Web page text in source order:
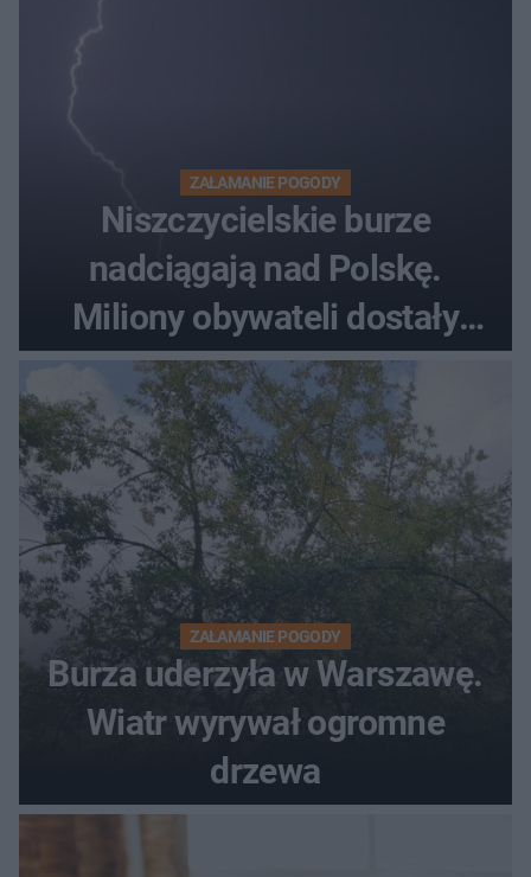
ZAŁAMANIE POGODY
Niszczycielskie burze
nadciągają nad Polskę.
Miliony obywateli dostały
wiadomości z pilnym
ostrzeżeniem
ZAŁAMANIE POGODY
Burza uderzyła w Warszawę.
Wiatr wyrywał ogromne
drzewa